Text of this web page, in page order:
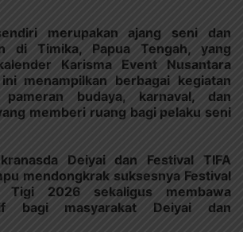
merupakan ajang seni dan
di Timika, Papua Tengah, yang
Karisma Event Nusantara
menampilkan berbagai kegiatan
budaya, karnaval, dan
memberi ruang bagi pelaku seni
Deiyai dan Festival TIFA
mendongkrak suksesnya Festival
Tigi 2026 sekaligus membawa
bagi masyarakat Deiyai dan